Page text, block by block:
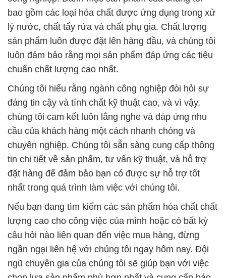
chuẩn chất lượng cao nhất.
Chúng tôi hiểu rằng ngành công nghiệp đòi hỏi sự
đáng tin cậy và tính chất kỹ thuật cao, và vì vậy,
chúng tôi cam kết luôn lắng nghe và đáp ứng nhu
cầu của khách hàng một cách nhanh chóng và
chuyên nghiệp. Chúng tôi sẵn sàng cung cấp thông
tin chi tiết về sản phẩm, tư vấn kỹ thuật, và hỗ trợ
đặt hàng để đảm bảo bạn có được sự hỗ trợ tốt
nhất trong quá trình làm việc với chúng tôi.
Nếu bạn đang tìm kiếm các sản phẩm hóa chất chất
lượng cao cho công việc của mình hoặc có bất kỳ
câu hỏi nào liên quan đến việc mua hàng, đừng
ngần ngại liên hệ với chúng tôi ngay hôm nay. Đội
ngũ chuyên gia của chúng tôi sẽ giúp bạn với việc
chọn lựa sản phẩm phù hợp nhất và cung cấp báo
giá chi tiết nhất. Chúng tôi cam kết đồng hành cùng
bạn để đảm bảo bạn nhận được sự hỗ trợ tốt nhất
và các giải pháp hóa chất hiệu quả cho doanh
nghiệp của bạn.